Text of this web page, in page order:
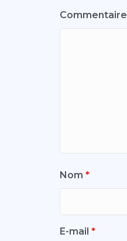
Commentaire
Nom *
E-mail *